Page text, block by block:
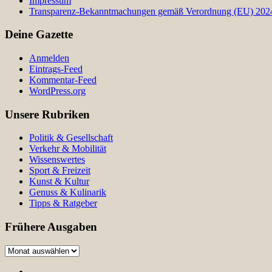
Transparenz-Bekanntmachungen gemäß Verordnung (EU)
Deine Gazette
Anmelden
Eintrags-Feed
Kommentar-Feed
WordPress.org
Unsere Rubriken
Politik & Gesellschaft
Verkehr & Mobilität
Wissenswertes
Sport & Freizeit
Kunst & Kultur
Genuss & Kulinarik
Tipps & Ratgeber
Frühere Ausgaben
Frühere